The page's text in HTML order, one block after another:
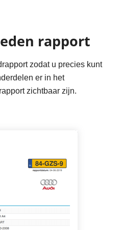
rapport
zodat u precies kunt
er in het
zichtbaar zijn.